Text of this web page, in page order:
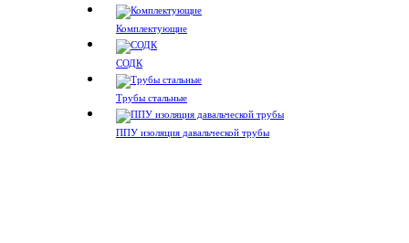
Комплектующие
СОДК
Трубы стальные
ППУ изоляция давальческой трубы